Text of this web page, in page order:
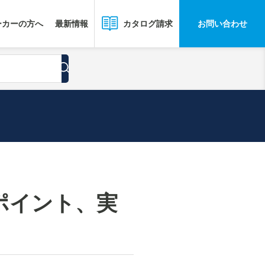
ーの方へ 最新情報 カタログ請求 お問い合わせ
イント、実